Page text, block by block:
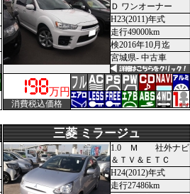
Ｄ ワンオーナー
H23(2011)年式
走行49000km
検2016年10月迄
宮城県- 中古車
万円
消費税込価格
三菱 ミラージュ
1.0 Ｍ 社外ナビ
＆ＴＶ＆ＥＴＣ
H24(2012)年式
走行27486km